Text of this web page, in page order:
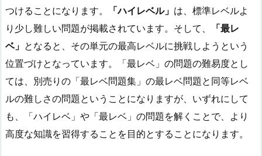
つけることになります。
「ハイレベル」 は、標準レベルよ
り少し難しい問題が掲載されています。そして、
「最レ
ベ」 となると、その単元の最高レベルに挑戦しようという
位置づけとなっています。「最レベ」の問題の難易度とし
ては、別売りの「最レベ問題集」の最レベ問題と同等レベ
ルの難しさの問題ということになりますが、いずれにして
も、「ハイレベ」や「最レベ」の問題を解くことで、より
高度な知識を習得することを目的とすることになります。